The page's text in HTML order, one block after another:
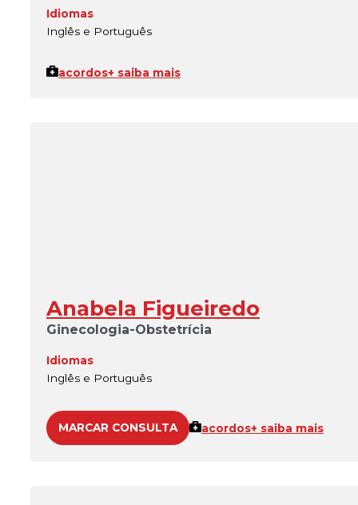
Idiomas
Inglês e Português
acordos+ saiba mais
Anabela Figueiredo
Ginecologia-Obstetrícia
Idiomas
Inglês e Português
MARCAR CONSULTA acordos+ saiba mais